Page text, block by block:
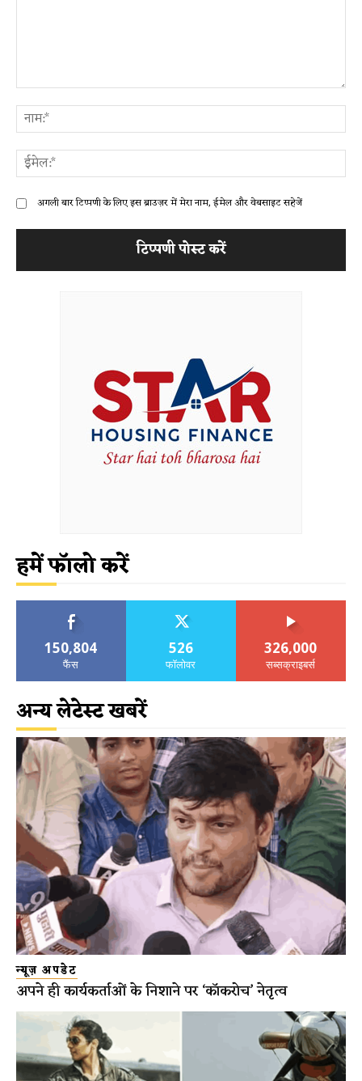
अगली बार टिप्पणी के लिए इस ब्राउज़र में मेरा नाम, ईमेल और वेबसाइट सहेजें
हमें फॉलो करें
150,804
फैंस
526
फॉलोवर
326,000
सब्सक्राइबर्स
अन्य लेटेस्ट खबरें
न्यूज़ अपडेट
अपने ही कार्यकर्ताओं के निशाने पर ‘कॉकरोच’ नेतृत्व